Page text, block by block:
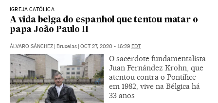
IGREJA CATÓLICA
A vida belga do espanhol que tentou matar o
papa João Paulo II
ÁLVARO SÁNCHEZ | Bruxelas | OCT 27, 2020 - 16:29 EDT
O sacerdote fundamentalista
Juan Fernández Krohn, que
atentou contra o Pontífice
em 1982, vive na Bélgica há
33 anos